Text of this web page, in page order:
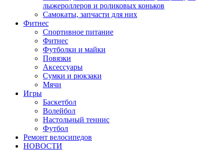
лыжероллеров и роликовых коньков
Самокаты, запчасти для них
Фитнес
Спортивное питание
Фитнес
Футболки и майки
Повязки
Аксессуары
Сумки и рюкзаки
Мячи
Игры
Баскетбол
Волейбол
Настольный теннис
Футбол
Ремонт велосипедов
НОВОСТИ